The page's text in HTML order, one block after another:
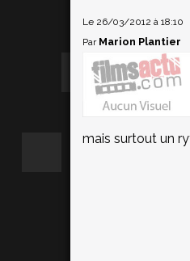
Le 26/03/2012 à 18:10
Par Marion Plantier
mais surtout un